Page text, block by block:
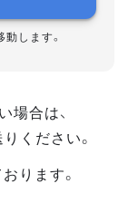
します。
場合は、
ください。
ります。